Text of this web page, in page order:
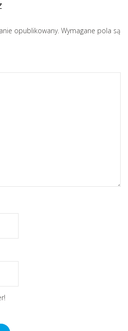
opublikowany. Wymagane pola są